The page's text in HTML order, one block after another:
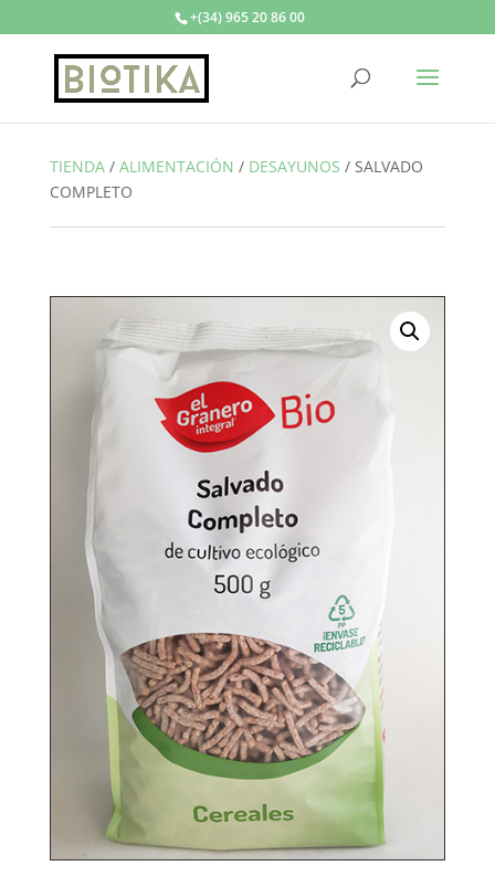
+(34) 965 20 86 00
TIENDA/ ALIMENTACIÓN / DESAYUNOS / SALVADO
COMPLETO